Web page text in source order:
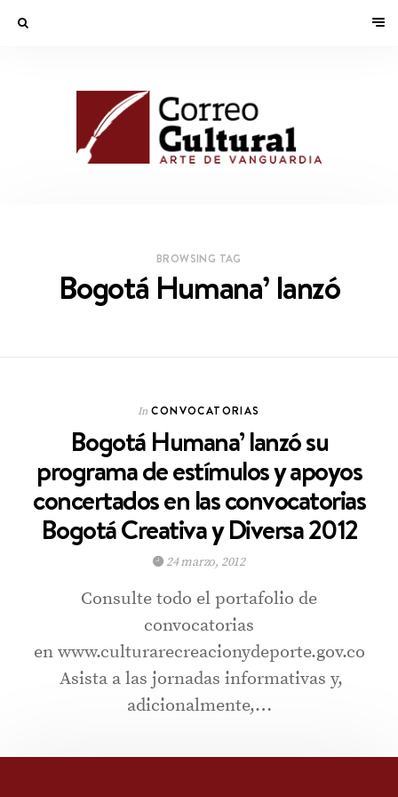
BROWSING TAG
Bogotá Humana’ lanzó
In CONVOCATORIAS
Bogotá Humana’ lanzó su
programa de estímulos y apoyos
concertados en las convocatorias
Bogotá Creativa y Diversa 2012
24 marzo, 2012
Consulte todo el portafolio de
convocatorias
en www.culturarecreacionydeporte.gov.co
Asista a las jornadas informativas y,
adicionalmente,…